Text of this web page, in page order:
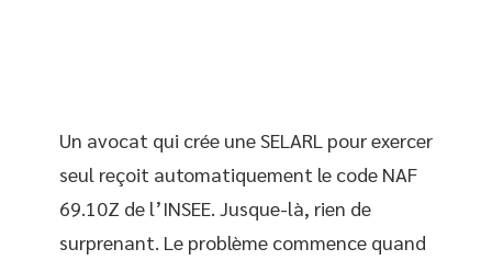
Un avocat qui crée une SELARL pour exercer
seul reçoit automatiquement le code NAF
69.10Z de l’INSEE. Jusque-là, rien de
surprenant. Le problème commence quand